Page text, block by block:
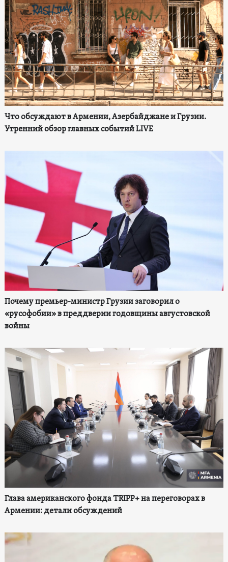
Что обсуждают в Армении, Азербайджане и Грузии.
Утренний обзор главных событий LIVE
Почему премьер-министр Грузии заговорил о
«русофобии» в преддверии годовщины августовской
войны
Глава американского фонда TRIPP+ на переговорах в
Армении: детали обсуждений